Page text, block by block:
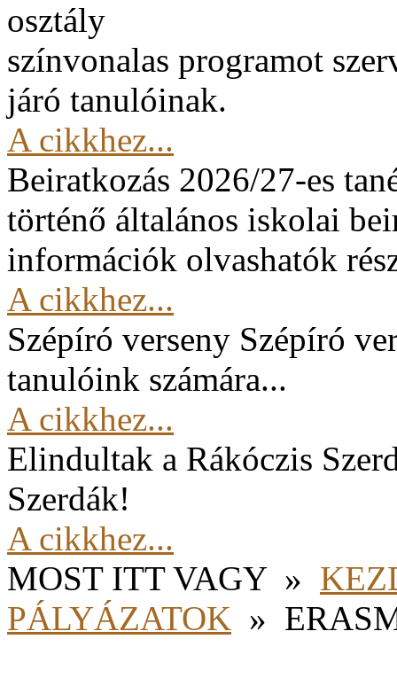
osztály
színvonalas programot
járó tanulóinak.
A cikkhez...
Beiratkozás 2026/27-es
történő általános iskolai
információk olvashatók
A cikkhez...
Szépíró verseny Szépíró
tanulóink számára...
A cikkhez...
Elindultak a Rákóczis
Szerdák!
A cikkhez...
MOST ITT VAGY »
PÁLYÁZATOK »